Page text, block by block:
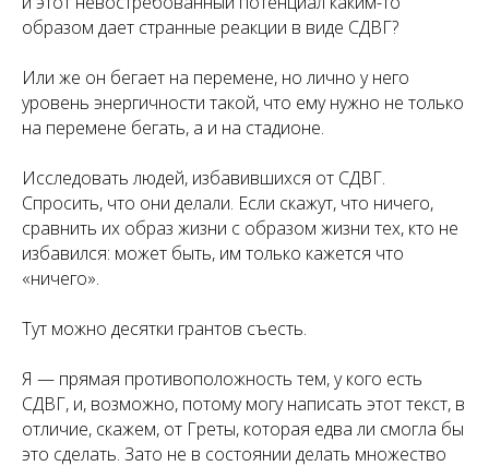
образом дает странные реакции в виде СДВГ?
Или же он бегает на перемене, но лично у него
уровень энергичности такой, что ему нужно не только
на перемене бегать, а и на стадионе.
Исследовать людей, избавившихся от СДВГ.
Спросить, что они делали. Если скажут, что ничего,
сравнить их образ жизни с образом жизни тех, кто не
избавился: может быть, им только кажется что
«ничего».
Тут можно десятки грантов съесть.
Я — прямая противоположность тем, у кого есть
СДВГ, и, возможно, потому могу написать этот текст, в
отличие, скажем, от Греты, которая едва ли смогла бы
это сделать. Зато не в состоянии делать множество